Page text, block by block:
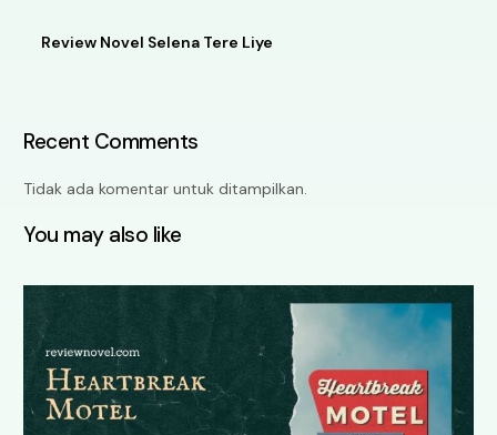
Review Novel Selena Tere Liye
Recent Comments
Tidak ada komentar untuk ditampilkan.
You may also like